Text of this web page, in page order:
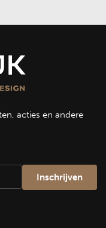
acties en andere